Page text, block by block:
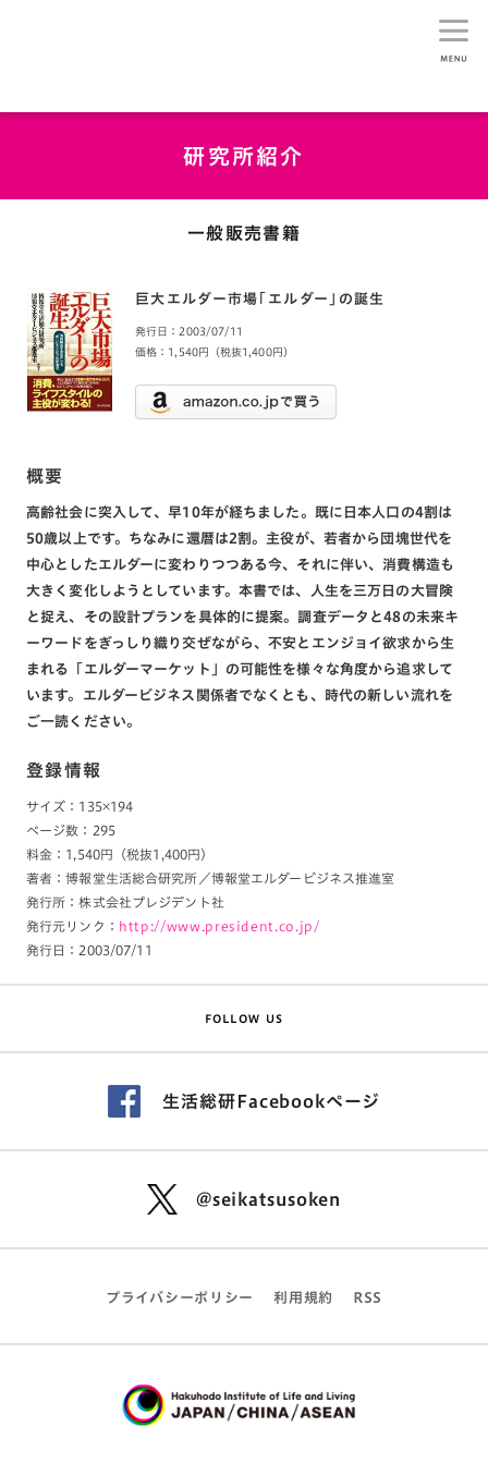
研究所紹介
一般販売書籍
巨大エルダー市場「エルダー」の誕生
発行日：2003/07/11
価格：1,540円（税抜1,400円）
概要
高齢社会に突入して、早10年が経ちました。既に日本人口の4割は
50歳以上です。ちなみに還暦は2割。主役が、若者から団塊世代を
中心としたエルダーに変わりつつある今、それに伴い、消費構造も
大きく変化しようとしています。本書では、人生を三万日の大冒険
と捉え、その設計プランを具体的に提案。調査データと48の未来キ
ーワードをぎっしり織り交ぜながら、不安とエンジョイ欲求から生
まれる「エルダーマーケット」の可能性を様々な角度から追求して
います。エルダービジネス関係者でなくとも、時代の新しい流れを
ご一読ください。
登録情報
サイズ：135×194
ページ数：295
料金：1,540円（税抜1,400円）
著者：博報堂生活総合研究所／博報堂エルダービジネス推進室
発行所：株式会社プレジデント社
発行元リンク： http://www.president.co.jp/
発行日：2003/07/11
FOLLOW US
生活総研Facebookページ
@seikatsusoken
プライバシーポリシー 利用規約 RSS